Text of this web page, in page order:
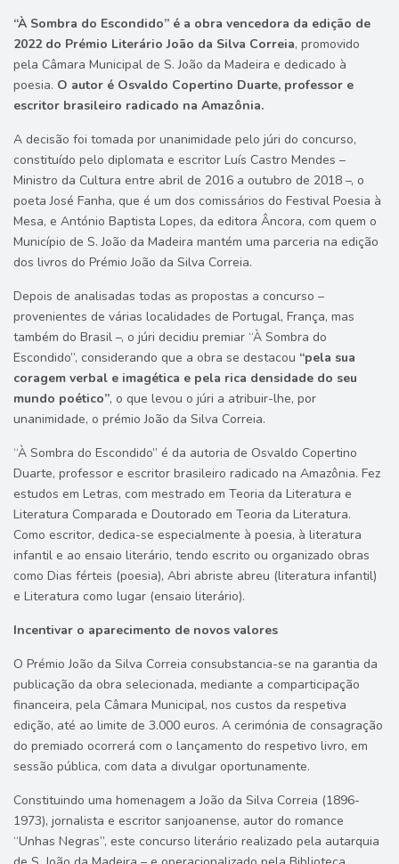
“À Sombra do Escondido” é a obra vencedora da edição de
2022 do Prémio Literário João da Silva Correia, promovido
pela Câmara Municipal de S. João da Madeira e dedicado à
poesia. O autor é Osvaldo Copertino Duarte, professor e
escritor brasileiro radicado na Amazônia.
A decisão foi tomada por unanimidade pelo júri do concurso,
constituído pelo diplomata e escritor Luís Castro Mendes –
Ministro da Cultura entre abril de 2016 a outubro de 2018 –, o
poeta José Fanha, que é um dos comissários do Festival Poesia à
Mesa, e António Baptista Lopes, da editora Âncora, com quem o
Município de S. João da Madeira mantém uma parceria na edição
dos livros do Prémio João da Silva Correia.
Depois de analisadas todas as propostas a concurso –
provenientes de várias localidades de Portugal, França, mas
também do Brasil –, o júri decidiu premiar “À Sombra do
Escondido”, considerando que a obra se destacou “pela sua
coragem verbal e imagética e pela rica densidade do seu
mundo poético”, o que levou o júri a atribuir-lhe, por
unanimidade, o prémio João da Silva Correia.
“À Sombra do Escondido” é da autoria de Osvaldo Copertino
Duarte, professor e escritor brasileiro radicado na Amazônia. Fez
estudos em Letras, com mestrado em Teoria da Literatura e
Literatura Comparada e Doutorado em Teoria da Literatura.
Como escritor, dedica-se especialmente à poesia, à literatura
infantil e ao ensaio literário, tendo escrito ou organizado obras
como Dias férteis (poesia), Abri abriste abreu (literatura infantil)
e Literatura como lugar (ensaio literário).
Incentivar o aparecimento de novos valores
O Prémio João da Silva Correia consubstancia-se na garantia da
publicação da obra selecionada, mediante a comparticipação
financeira, pela Câmara Municipal, nos custos da respetiva
edição, até ao limite de 3.000 euros. A cerimónia de consagração
do premiado ocorrerá com o lançamento do respetivo livro, em
sessão pública, com data a divulgar oportunamente.
Constituindo uma homenagem a João da Silva Correia (1896-
1973), jornalista e escritor sanjoanense, autor do romance
“Unhas Negras”, este concurso literário realizado pela autarquia